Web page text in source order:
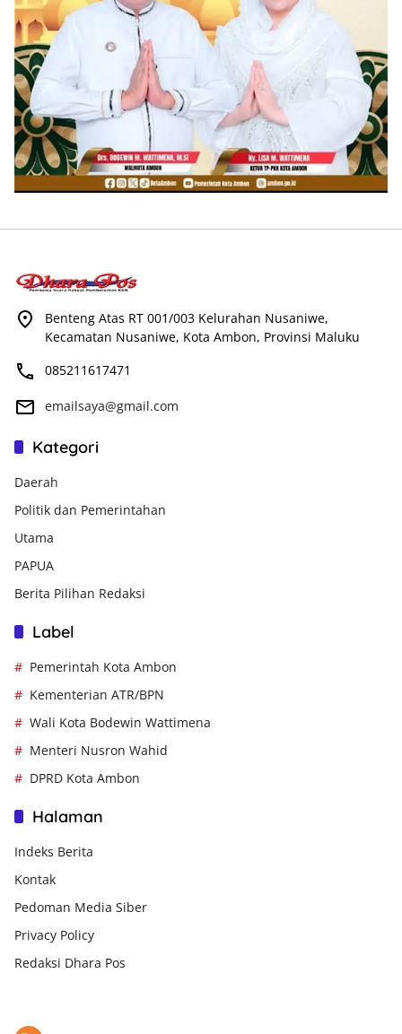
Benteng Atas RT 001/003 Kelurahan Nusaniwe,
Kecamatan Nusaniwe, Kota Ambon, Provinsi Maluku
085211617471
emailsaya@gmail.com
Kategori
Daerah
Politik dan Pemerintahan
Utama
PAPUA
Berita Pilihan Redaksi
Label
Pemerintah Kota Ambon
Kementerian ATR/BPN
Wali Kota Bodewin Wattimena
Menteri Nusron Wahid
DPRD Kota Ambon
Halaman
Indeks Berita
Kontak
Pedoman Media Siber
Privacy Policy
Redaksi Dhara Pos